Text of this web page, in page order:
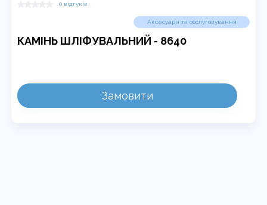
0 відгуків
КАМІНЬ ШЛІФУВАЛЬНИЙ - 8640
Аксесуари та обслуговування
Замовити